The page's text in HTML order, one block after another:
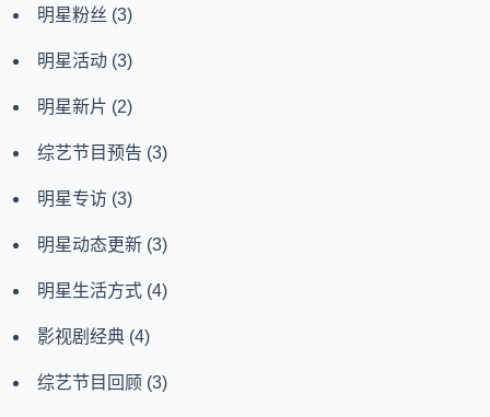
明星粉丝 (3)
明星活动 (3)
明星新片 (2)
综艺节目预告 (3)
明星专访 (3)
明星动态更新 (3)
明星生活方式 (4)
影视剧经典 (4)
综艺节目回顾 (3)